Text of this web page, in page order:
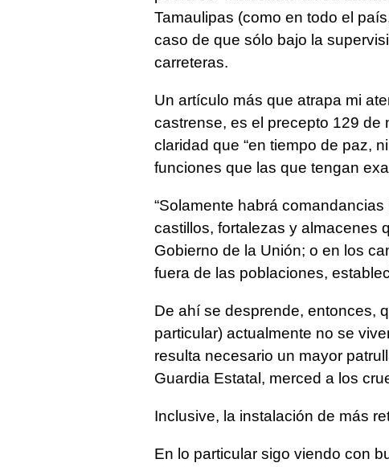
Tamaulipas (como en todo el
caso de que sólo bajo la
carreteras.
Un artículo más que atrapa mi
castrense, es el precepto 129 de
claridad que “en tiempo de paz,
funciones que las que tengan
“Solamente habrá
castillos, fortalezas y almacenes
Gobierno de la Unión; o en los
fuera de las poblaciones,
De ahí se desprende, entonces,
particular) actualmente no se
resulta necesario un mayor
Guardia Estatal, merced a los
Inclusive, la instalación de más
En lo particular sigo viendo con